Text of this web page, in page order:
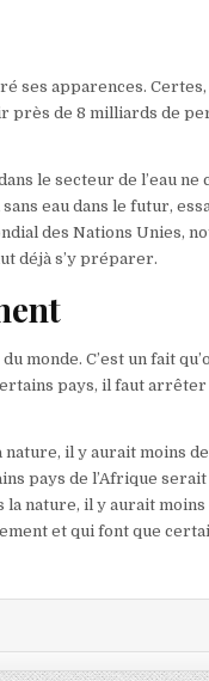
ses apparences.
près de 8 milliards de
le secteur de l’eau ne
eau dans le futur,
des Nations Unies,
déjà s’y préparer.
monde. C’est un fait
pays, il faut
nature, il y aurait moins
pays de l’Afrique
la nature, il y aurait
et qui font que